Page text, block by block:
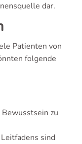
dar.
Patienten von
folgende
zu
sind